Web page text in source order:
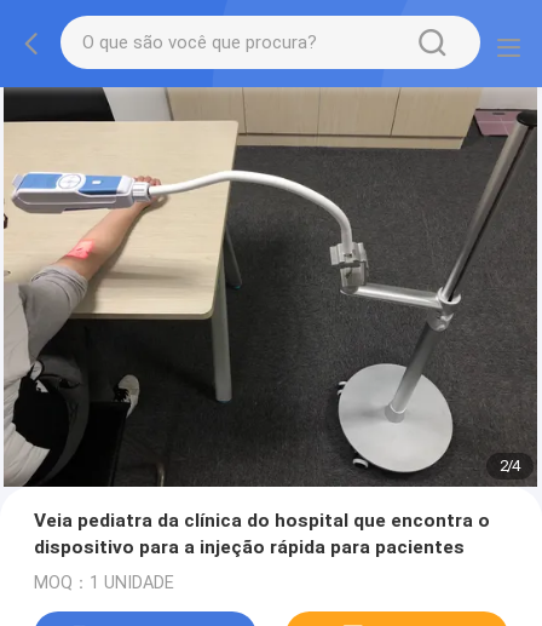
2/4
Veia pediatra da clínica do hospital que encontra o
dispositivo para a injeção rápida para pacientes
MOQ：1 UNIDADE